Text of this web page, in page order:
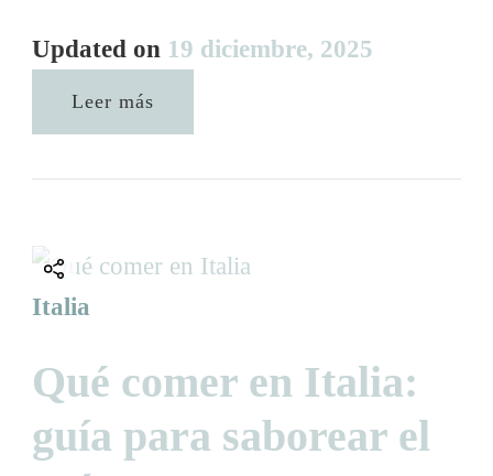
Updated on 19 diciembre, 2025
Leer más
Italia
Qué comer en Italia:
guía para saborear el